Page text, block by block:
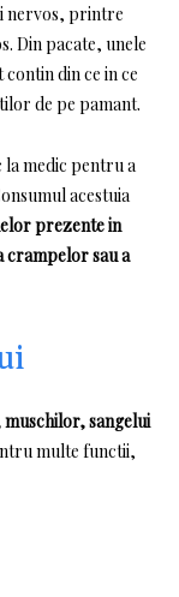
nervos, printre
Din pacate, unele
din ce in ce
de pe pamant.
la medic pentru a
acestuia
prezente in
crampelor sau a
sangelui
multe functii,